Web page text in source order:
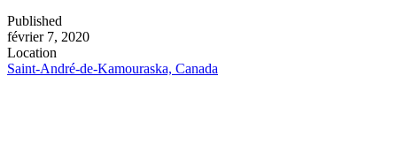
Published
février 7, 2020
Location
Saint-André-de-Kamouraska, Canada